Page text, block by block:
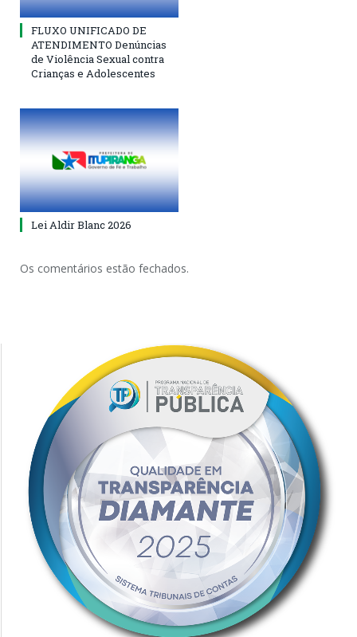
FLUXO UNIFICADO DE
ATENDIMENTO Denúncias
de Violência Sexual contra
Crianças e Adolescentes
Lei Aldir Blanc 2026
Os comentários estão fechados.